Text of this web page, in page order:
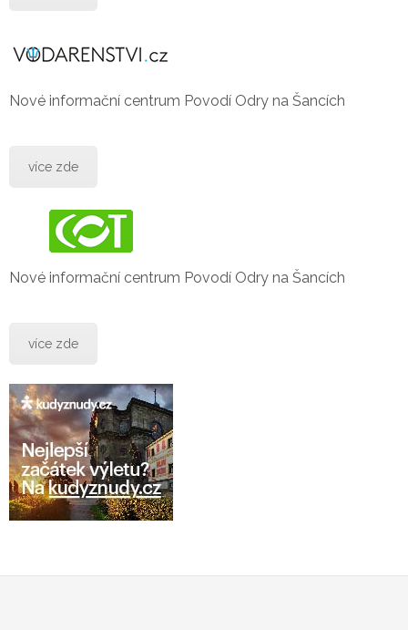
Nové informační centrum Povodí Odry na Šancích
více zde
Nové informační centrum Povodí Odry na Šancích
více zde